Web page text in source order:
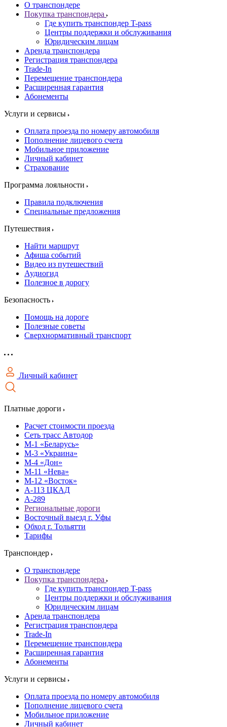
О транспондере
Покупка транспондера
Где купить транспондер T-pass
Центры поддержки и обслуживания
Юридическим лицам
Аренда транспондера
Регистрация транспондера
Trade-In
Перемещение транспондера
Расширенная гарантия
Абонементы
Услуги и сервисы
Оплата проезда по номеру автомобиля
Пополнение лицевого счета
Мобильное приложение
Личный кабинет
Страхование
Программа лояльности
Правила подключения
Специальные предложения
Путешествия
Найти маршрут
Афиша событий
Видео из путешествий
Аудиогид
Полезное в дорогу
Безопасность
Помощь на дороге
Полезные советы
Сверхнормативный транспорт
Личный кабинет
Платные дороги
Расчет стоимости проезда
Сеть трасс Автодор
М-1 «Беларусь»
М-3 «Украина»
М-4 «Дон»
М-11 «Нева»
М-12 «Восток»
А-113 ЦКАД
А-289
Региональные дороги
Восточный выезд г. Уфы
Обход г. Тольятти
Тарифы
Транспондер
О транспондере
Покупка транспондера
Где купить транспондер T-pass
Центры поддержки и обслуживания
Юридическим лицам
Аренда транспондера
Регистрация транспондера
Trade-In
Перемещение транспондера
Расширенная гарантия
Абонементы
Услуги и сервисы
Оплата проезда по номеру автомобиля
Пополнение лицевого счета
Мобильное приложение
Личный кабинет